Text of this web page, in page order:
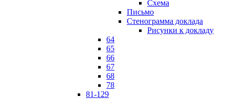
Схема
Письмо
Стенограмма доклада
Рисунки к докладу
64
65
66
67
68
78
81-129